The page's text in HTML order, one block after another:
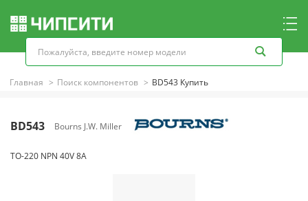
Главная Поиск компонентов BD543 Купить
BD543 Bourns J.W. Miller
TO-220 NPN 40V 8A